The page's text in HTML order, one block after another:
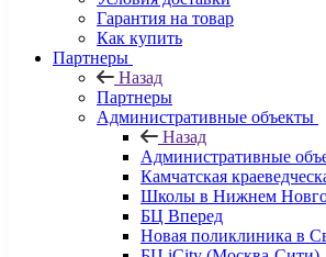
Гарантия на товар
Как купить
Партнеры
Назад
Партнеры
Административные объекты
Назад
Административные
Камчатская
Школы в Нижнем
БЦ Вперед
Новая поликлиника в